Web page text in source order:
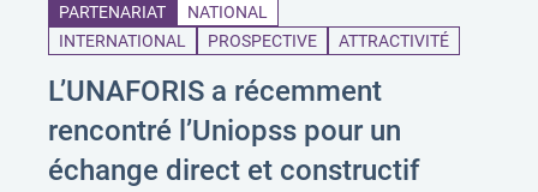
PARTENARIAT
NATIONAL
INTERNATIONAL
PROSPECTIVE ATTRACTIVITÉ
L’UNAFORIS a récemment
rencontré l’Uniopss pour un
échange direct et constructif